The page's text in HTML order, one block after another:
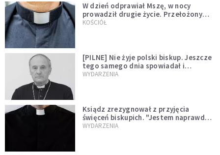
W dzień odprawiał Mszę, w nocy
prowadził drugie życie. Przełożony
kazał mu opuścić zakon
KOŚCIÓŁ
[PILNE] Nie żyje polski biskup. Jeszcze
tego samego dnia spowiadał i
sprawował Mszę świętą
WYDARZENIA
Ksiądz zrezygnował z przyjęcia
święceń biskupich. "Jestem naprawdę
niegodny"
WYDARZENIA